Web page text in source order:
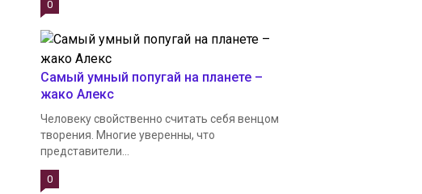
0
Самый умный попугай на планете –
жако Алекс
Человеку свойственно считать себя венцом
творения. Многие уверенны, что
представители...
0